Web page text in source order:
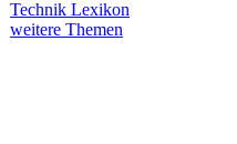
Technik Lexikon
weitere Themen